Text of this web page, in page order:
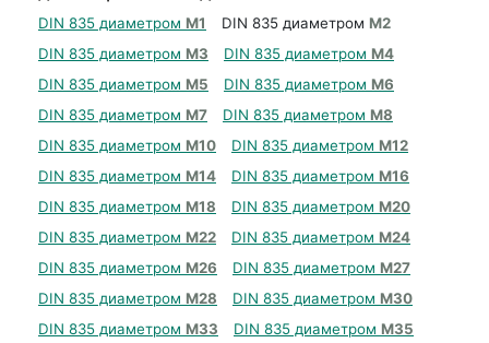
DIN 835 диаметром М1 DIN 835 диаметром М2
DIN 835 диаметром М3 DIN 835 диаметром М4
DIN 835 диаметром М5 DIN 835 диаметром М6
DIN 835 диаметром М7 DIN 835 диаметром М8
DIN 835 диаметром М10 DIN 835 диаметром М12
DIN 835 диаметром М14 DIN 835 диаметром М16
DIN 835 диаметром М18 DIN 835 диаметром М20
DIN 835 диаметром М22 DIN 835 диаметром М24
DIN 835 диаметром М26 DIN 835 диаметром М27
DIN 835 диаметром М28 DIN 835 диаметром М30
DIN 835 диаметром М33 DIN 835 диаметром М35